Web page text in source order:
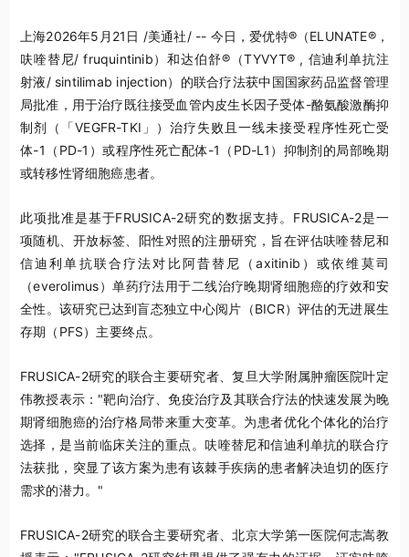
上海2026年5月21日 /美通社/ -- 今日，爱优特®（ELUNATE®，
呋喹替尼/ fruquintinib）和达伯舒®（TYVYT® , 信迪利单抗注
射液/ sintilimab injection）的联合疗法获中国国家药品监督管理
局批准，用于治疗既往接受血管内皮生长因子受体-酪氨酸激酶抑
制剂（「VEGFR-TKI」）治疗失败且一线未接受程序性死亡受
体-1（PD-1）或程序性死亡配体-1（PD-L1）抑制剂的局部晚期
或转移性肾细胞癌患者。
此项批准是基于FRUSICA-2研究的数据支持。FRUSICA-2是一
项随机、开放标签、阳性对照的注册研究，旨在评估呋喹替尼和
信迪利单抗联合疗法对比阿昔替尼（axitinib）或依维莫司
（everolimus）单药疗法用于二线治疗晚期肾细胞癌的疗效和安
全性。该研究已达到盲态独立中心阅片（BICR）评估的无进展生
存期（PFS）主要终点。
FRUSICA-2研究的联合主要研究者、复旦大学附属肿瘤医院叶定
伟教授表示："靶向治疗、免疫治疗及其联合疗法的快速发展为晚
期肾细胞癌的治疗格局带来重大变革。为患者优化个体化的治疗
选择，是当前临床关注的重点。呋喹替尼和信迪利单抗的联合疗
法获批，突显了该方案为患有该棘手疾病的患者解决迫切的医疗
需求的潜力。"
FRUSICA-2研究的联合主要研究者、北京大学第一医院何志嵩教